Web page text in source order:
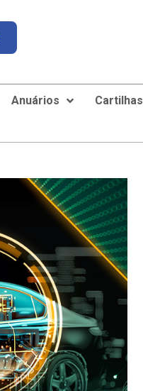
Anuários Cartilhas